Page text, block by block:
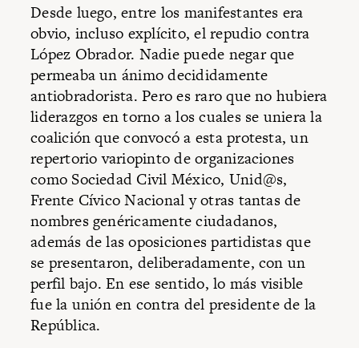
Desde luego, entre los manifestantes era
obvio, incluso explícito, el repudio contra
López Obrador. Nadie puede negar que
permeaba un ánimo decididamente
antiobradorista. Pero es raro que no hubiera
liderazgos en torno a los cuales se uniera la
coalición que convocó a esta protesta, un
repertorio variopinto de organizaciones
como Sociedad Civil México, Unid@s,
Frente Cívico Nacional y otras tantas de
nombres genéricamente ciudadanos,
además de las oposiciones partidistas que
se presentaron, deliberadamente, con un
perfil bajo. En ese sentido, lo más visible
fue la unión en contra del presidente de la
República.